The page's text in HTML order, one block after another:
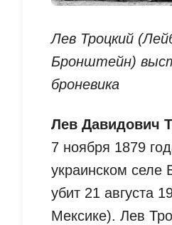
Лев Троцкий
Бронштейн)
броневика
Лев Давидович
7 ноября 1879
украинском селе
убит 21 августа
Мексике). Лев